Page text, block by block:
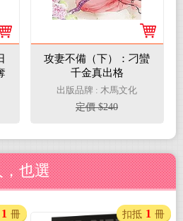
攻妻不備（下）：刁蠻
千金真出格
出版品牌 : 木馬文化
定價 $240
也選
1 冊 扣抵 1 冊